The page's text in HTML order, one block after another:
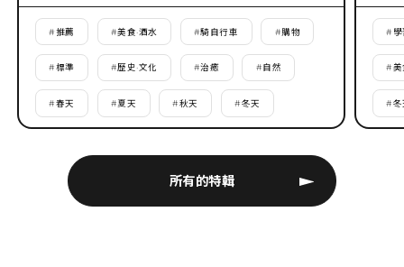
所有的特輯
#推薦 #美食·酒水 #騎自行車 #購物
#標準 #歷史·文化 #治癒 #自然
#春天 #夏天 #秋天 #冬天
# 學
#美
#冬